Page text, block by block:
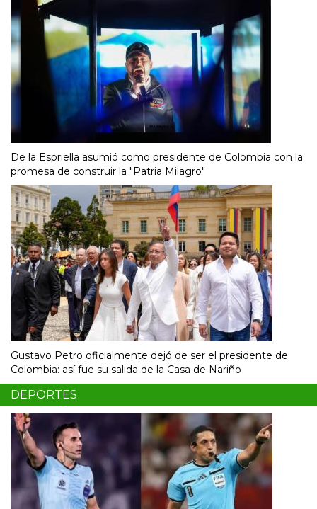
De la Espriella asumió como presidente de Colombia con la
promesa de construir la "Patria Milagro"
Gustavo Petro oficialmente dejó de ser el presidente de
Colombia: así fue su salida de la Casa de Nariño
DEPORTES